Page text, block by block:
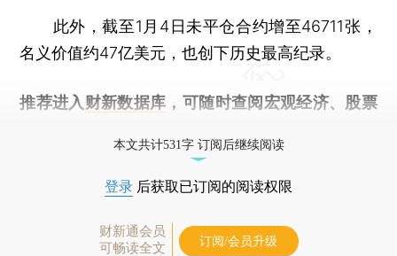
此外，截至1月4日未平仓合约增至46711张，
名义价值约47亿美元，也创下历史最高纪录。
推荐进入 财新数据库 ，可随时查阅宏观经济、股票
本文共计531字 订阅后继续阅读
登录 后获取已订阅的阅读权限
财新通会员
可畅读全文
订阅/会员升级